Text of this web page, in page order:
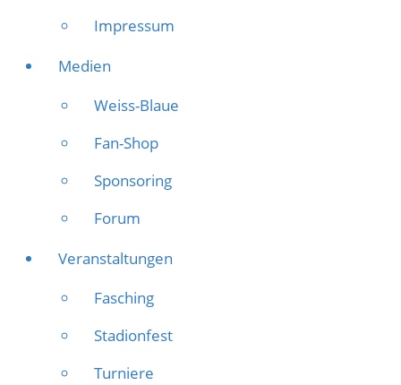
Impressum
Medien
Weiss-Blaue
Fan-Shop
Sponsoring
Forum
Veranstaltungen
Fasching
Stadionfest
Turniere